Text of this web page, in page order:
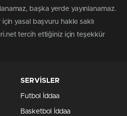
başka yerde yayınlanamaz.
yasal başvuru hakkı saklı
tercih ettiğiniz için teşekkür
SERVİSLER
Futbol İddaa
Basketbol İddaa